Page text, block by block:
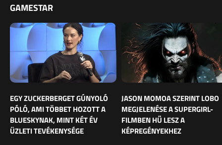
GAMESTAR
EGY ZUCKERBERGET GÚNYOLÓ
PÓLÓ, AMI TÖBBET HOZOTT A
BLUESKYNAK, MINT KÉT ÉV
ÜZLETI TEVÉKENYSÉGE
JASON MOMOA SZERINT LOBO
MEGJELENÉSE A SUPERGIRL-
FILMBEN HŰ LESZ A
KÉPREGÉNYEKHEZ